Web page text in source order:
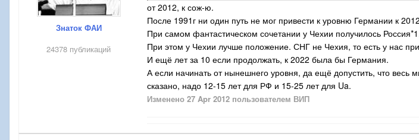
Знаток ФАИ
24378 публикаций
от 2012, к сож-ю.
После 1991г ни один путь не мог привести к уровню Германии к
При самом фантастическом сочетании у Чехии получилось
При этом у Чехии лучше положение. СНГ не Чехия, то есть у нас
И ещё лет за 10 если продолжать, к 2022 была бы Германия.
А если начинать от нынешнего уровня, да ещё допустить, что весь
сказано, надо 12-15 лет для РФ и 15-25 лет для Ua.
Изменено 27 Apr 2012 пользователем ВИП